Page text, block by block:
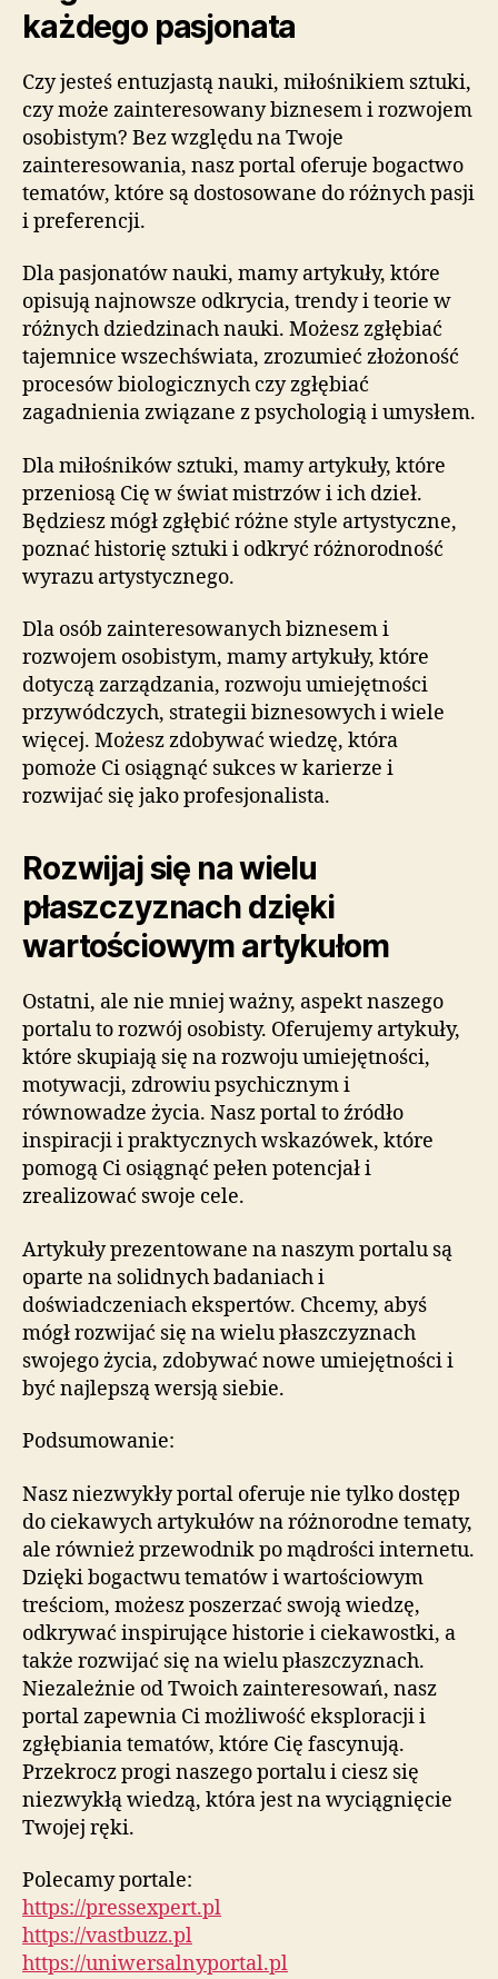
każdego pasjonata
Czy jesteś entuzjastą nauki, miłośnikiem sztuki,
czy może zainteresowany biznesem i rozwojem
osobistym? Bez względu na Twoje
zainteresowania, nasz portal oferuje bogactwo
tematów, które są dostosowane do różnych pasji
i preferencji.
Dla pasjonatów nauki, mamy artykuły, które
opisują najnowsze odkrycia, trendy i teorie w
różnych dziedzinach nauki. Możesz zgłębiać
tajemnice wszechświata, zrozumieć złożoność
procesów biologicznych czy zgłębiać
zagadnienia związane z psychologią i umysłem.
Dla miłośników sztuki, mamy artykuły, które
przeniosą Cię w świat mistrzów i ich dzieł.
Będziesz mógł zgłębić różne style artystyczne,
poznać historię sztuki i odkryć różnorodność
wyrazu artystycznego.
Dla osób zainteresowanych biznesem i
rozwojem osobistym, mamy artykuły, które
dotyczą zarządzania, rozwoju umiejętności
przywódczych, strategii biznesowych i wiele
więcej. Możesz zdobywać wiedzę, która
pomoże Ci osiągnąć sukces w karierze i
rozwijać się jako profesjonalista.
Rozwijaj się na wielu
płaszczyznach dzięki
wartościowym artykułom
Ostatni, ale nie mniej ważny, aspekt naszego
portalu to rozwój osobisty. Oferujemy artykuły,
które skupiają się na rozwoju umiejętności,
motywacji, zdrowiu psychicznym i
równowadze życia. Nasz portal to źródło
inspiracji i praktycznych wskazówek, które
pomogą Ci osiągnąć pełen potencjał i
zrealizować swoje cele.
Artykuły prezentowane na naszym portalu są
oparte na solidnych badaniach i
doświadczeniach ekspertów. Chcemy, abyś
mógł rozwijać się na wielu płaszczyznach
swojego życia, zdobywać nowe umiejętności i
być najlepszą wersją siebie.
Podsumowanie:
Nasz niezwykły portal oferuje nie tylko dostęp
do ciekawych artykułów na różnorodne tematy,
ale również przewodnik po mądrości internetu.
Dzięki bogactwu tematów i wartościowym
treściom, możesz poszerzać swoją wiedzę,
odkrywać inspirujące historie i ciekawostki, a
także rozwijać się na wielu płaszczyznach.
Niezależnie od Twoich zainteresowań, nasz
portal zapewnia Ci możliwość eksploracji i
zgłębiania tematów, które Cię fascynują.
Przekrocz progi naszego portalu i ciesz się
niezwykłą wiedzą, która jest na wyciągnięcie
Twojej ręki.
Polecamy portale:
https://pressexpert.pl
https://vastbuzz.pl
https://uniwersalnyportal.pl